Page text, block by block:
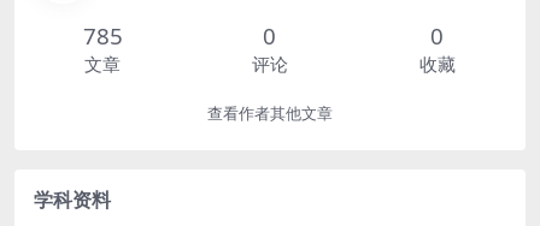
785
文章
0
评论
0
收藏
查看作者其他文章
学科资料